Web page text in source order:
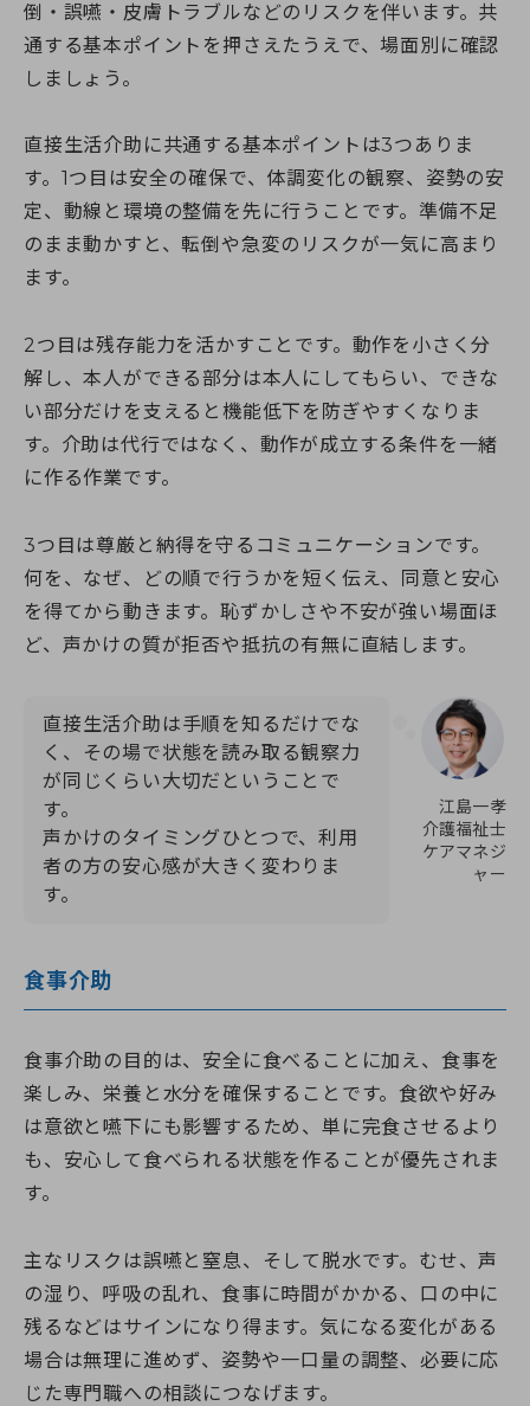
倒・誤嚥・皮膚トラブルなどのリスクを伴います。共
通する基本ポイントを押さえたうえで、場面別に確認
しましょう。
直接生活介助に共通する基本ポイントは3つありま
す。1つ目は安全の確保で、体調変化の観察、姿勢の安
定、動線と環境の整備を先に行うことです。準備不足
のまま動かすと、転倒や急変のリスクが一気に高まり
ます。
2つ目は残存能力を活かすことです。動作を小さく分
解し、本人ができる部分は本人にしてもらい、できな
い部分だけを支えると機能低下を防ぎやすくなりま
す。介助は代行ではなく、動作が成立する条件を一緒
に作る作業です。
3つ目は尊厳と納得を守るコミュニケーションです。
何を、なぜ、どの順で行うかを短く伝え、同意と安心
を得てから動きます。恥ずかしさや不安が強い場面ほ
ど、声かけの質が拒否や抵抗の有無に直結します。
江島一孝
介護福祉士
ケアマネジ
ャー
直接生活介助は手順を知るだけでな
く、その場で状態を読み取る観察力
が同じくらい大切だということで
す。
声かけのタイミングひとつで、利用
者の方の安心感が大きく変わりま
す。
食事介助
食事介助の目的は、安全に食べることに加え、食事を
楽しみ、栄養と水分を確保することです。食欲や好み
は意欲と嚥下にも影響するため、単に完食させるより
も、安心して食べられる状態を作ることが優先されま
す。
主なリスクは誤嚥と窒息、そして脱水です。むせ、声
の湿り、呼吸の乱れ、食事に時間がかかる、口の中に
残るなどはサインになり得ます。気になる変化がある
場合は無理に進めず、姿勢や一口量の調整、必要に応
じた専門職への相談につなげます。